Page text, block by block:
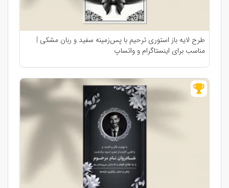
طرح لایه باز استوری ترحیم با پس‌زمینه سفید و ربان مشکی |
مناسب برای اینستاگرام و واتساپ